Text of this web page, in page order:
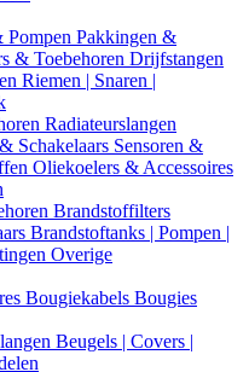
Pakkingen &
& Toebehoren Drijfstangen
Riemen | Snaren |
Radiateurslangen
Schakelaars Sensoren &
Oliekoelers & Accessoires
Brandstoffilters
Brandstoftanks | Pompen |
Overige
Bougiekabels Bougies
Beugels | Covers |